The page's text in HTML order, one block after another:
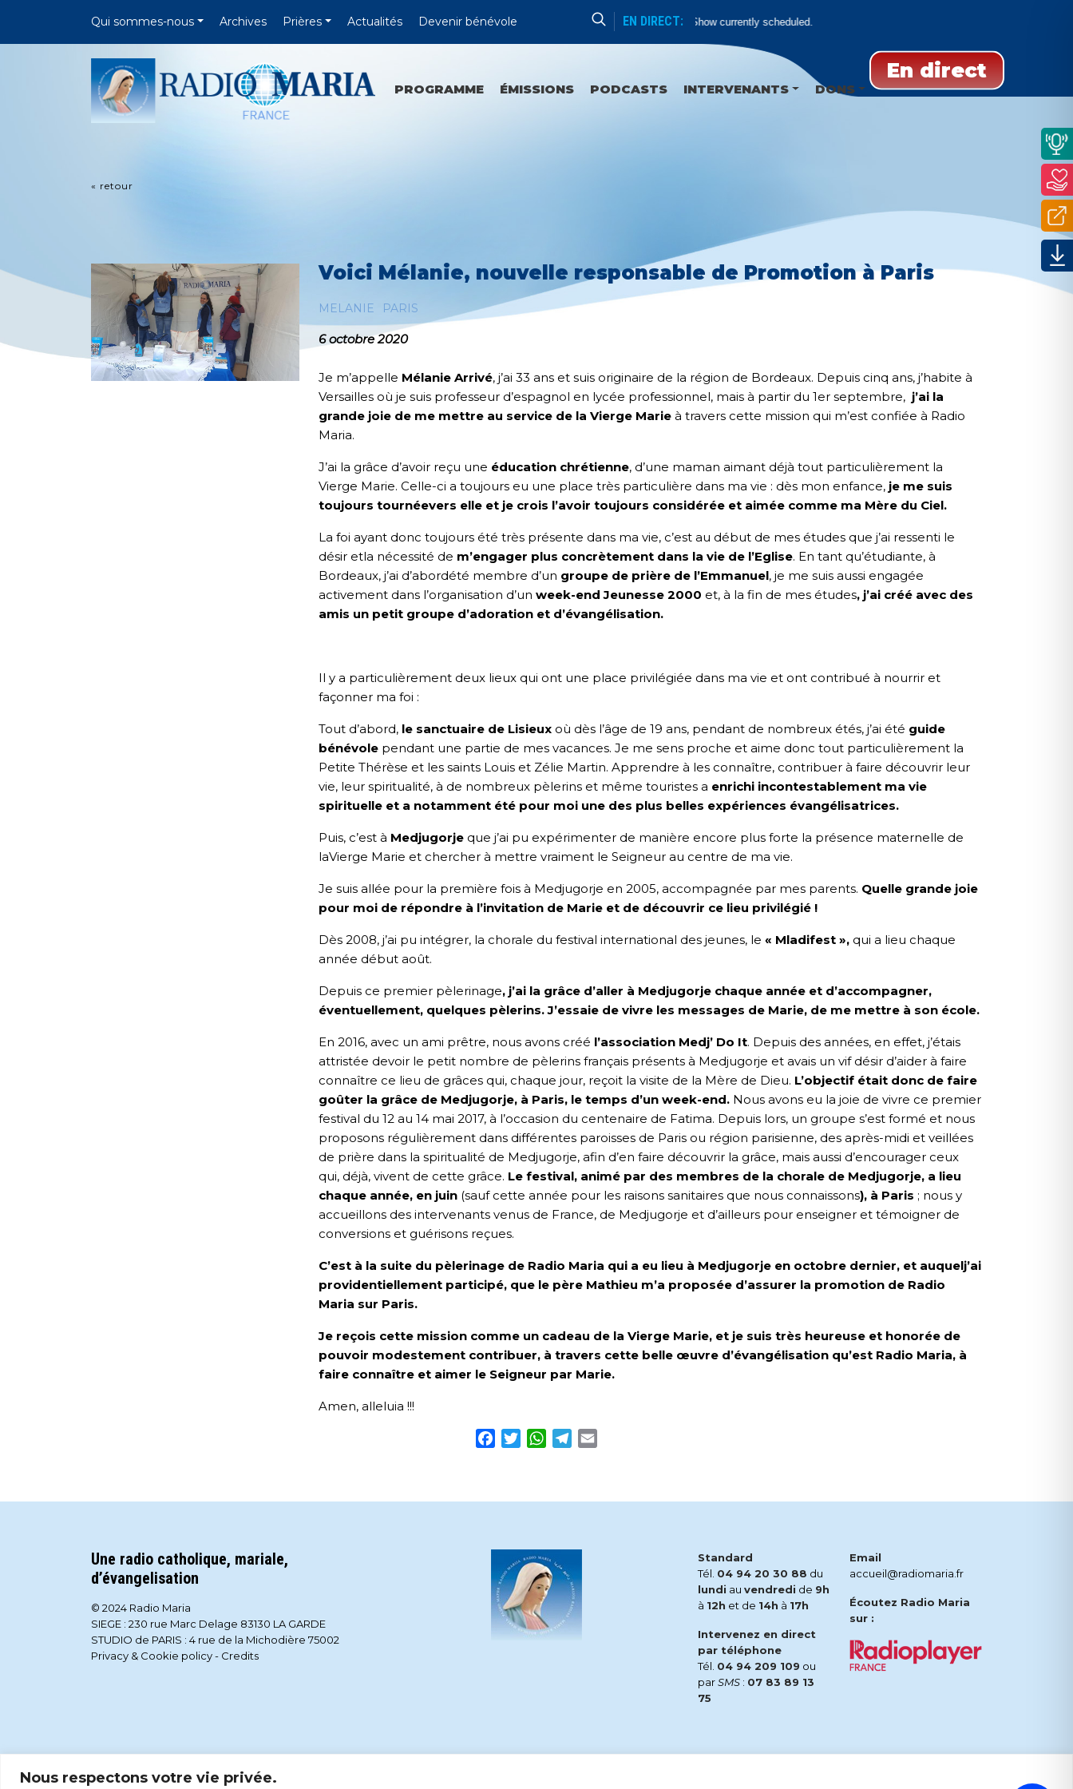
Nous respectons votre vie privée.
Qui sommes-nous Archives Prières Actualités Devenir bénévole EN DIRECT:No Show currently scheduled.
En direct
PROGRAMME ÉMISSIONS PODCASTS INTERVENANTS DONS
« retour
Voici Mélanie, nouvelle responsable de Promotion à Paris
MELANIE PARIS
6 octobre 2020
Je m’appelle Mélanie Arrivé, j’ai 33 ans et suis originaire de la région de Bordeaux. Depuis cinq ans, j’habite à
Versailles où je suis professeur d’espagnol en lycée professionnel, mais à partir du 1er septembre, j’ai la
grande joie de me mettre au service de la Vierge Marie à travers cette mission qui m’est confiée à Radio
Maria.
J’ai la grâce d’avoir reçu une éducation chrétienne, d’une maman aimant déjà tout particulièrement la
Vierge Marie. Celle-ci a toujours eu une place très particulière dans ma vie : dès mon enfance, je me suis
toujours tournéevers elle et je crois l’avoir toujours considérée et aimée comme ma Mère du Ciel.
La foi ayant donc toujours été très présente dans ma vie, c’est au début de mes études que j’ai ressenti le
désir etla nécessité de m’engager plus concrètement dans la vie de l’Eglise. En tant qu’étudiante, à
Bordeaux, j’ai d’abordété membre d’un groupe de prière de l’Emmanuel, je me suis aussi engagée
activement dans l’organisation d’un week-end Jeunesse 2000 et, à la fin de mes études, j’ai créé avec des
amis un petit groupe d’adoration et d’évangélisation.
Il y a particulièrement deux lieux qui ont une place privilégiée dans ma vie et ont contribué à nourrir et
façonner ma foi :
Tout d’abord, le sanctuaire de Lisieux où dès l’âge de 19 ans, pendant de nombreux étés, j’ai été guide
bénévole pendant une partie de mes vacances. Je me sens proche et aime donc tout particulièrement la
Petite Thérèse et les saints Louis et Zélie Martin. Apprendre à les connaître, contribuer à faire découvrir leur
vie, leur spiritualité, à de nombreux pèlerins et même touristes a enrichi incontestablement ma vie
spirituelle et a notamment été pour moi une des plus belles expériences évangélisatrices.
Puis, c’est à Medjugorje que j’ai pu expérimenter de manière encore plus forte la présence maternelle de
laVierge Marie et chercher à mettre vraiment le Seigneur au centre de ma vie.
Je suis allée pour la première fois à Medjugorje en 2005, accompagnée par mes parents. Quelle grande joie
pour moi de répondre à l’invitation de Marie et de découvrir ce lieu privilégié !
Dès 2008, j’ai pu intégrer, la chorale du festival international des jeunes, le « Mladifest », qui a lieu chaque
année début août.
Depuis ce premier pèlerinage, j’ai la grâce d’aller à Medjugorje chaque année et d’accompagner,
éventuellement, quelques pèlerins. J’essaie de vivre les messages de Marie, de me mettre à son école.
En 2016, avec un ami prêtre, nous avons créé l’association Medj’ Do It. Depuis des années, en effet, j’étais
attristée devoir le petit nombre de pèlerins français présents à Medjugorje et avais un vif désir d’aider à faire
connaître ce lieu de grâces qui, chaque jour, reçoit la visite de la Mère de Dieu. L’objectif était donc de faire
goûter la grâce de Medjugorje, à Paris, le temps d’un week-end. Nous avons eu la joie de vivre ce premier
festival du 12 au 14 mai 2017, à l’occasion du centenaire de Fatima. Depuis lors, un groupe s’est formé et nous
proposons régulièrement dans différentes paroisses de Paris ou région parisienne, des après-midi et veillées
de prière dans la spiritualité de Medjugorje, afin d’en faire découvrir la grâce, mais aussi d’encourager ceux
qui, déjà, vivent de cette grâce. Le festival, animé par des membres de la chorale de Medjugorje, a lieu
chaque année, en juin (sauf cette année pour les raisons sanitaires que nous connaissons), à Paris ; nous y
accueillons des intervenants venus de France, de Medjugorje et d’ailleurs pour enseigner et témoigner de
conversions et guérisons reçues.
C’est à la suite du pèlerinage de Radio Maria qui a eu lieu à Medjugorje en octobre dernier, et auquelj’ai
providentiellement participé, que le père Mathieu m’a proposée d’assurer la promotion de Radio
Maria sur Paris.
Je reçois cette mission comme un cadeau de la Vierge Marie, et je suis très heureuse et honorée de
pouvoir modestement contribuer, à travers cette belle œuvre d’évangélisation qu’est Radio Maria, à
faire connaître et aimer le Seigneur par Marie.
Amen, alleluia !!!
Facebook
TwitterWhatsApp
Telegram
Une radio catholique, mariale,
d’évangelisation
© 2024 Radio Maria
SIEGE : 230 rue Marc Delage 83130 LA GARDE
STUDIO de PARIS : 4 rue de la Michodière 75002
Privacy & Cookie policy- Credits
Standard
Tél. 04 94 20 30 88 du
lundi au vendredi de 9h
à 12h et de 14h à 17h
Intervenez en direct
par téléphone
Tél. 04 94 209 109 ou
parSMS : 07 83 89 13
75
Email
accueil@radiomaria.fr
Écoutez Radio Maria
sur :